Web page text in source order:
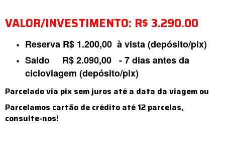
VALOR/INVESTIMENTO: R$ 3.290.00
Reserva R$ 1.200,00 à vista (depósito/pix)
Saldo R$ 2.090,00 - 7 dias antes da
cicloviagem (depósito/pix)
Parcelado via pix sem juros até a data da viagem ou
Parcelamos cartão de crédito até 12 parcelas,
consulte-nos!